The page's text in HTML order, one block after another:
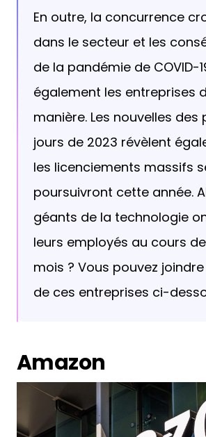
En outre, la concurrence
dans le secteur et les
de la pandémie de COVID-
également les entreprises
manière. Les nouvelles des
jours de 2023 révèlent
les licenciements massifs
poursuivront cette année.
géants de la technologie
leurs employés au cours
mois ? Vous pouvez
de ces entreprises ci-
Amazon